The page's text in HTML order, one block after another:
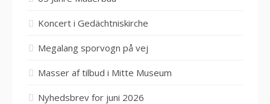
Koncert i Gedächtniskirche
Megalang sporvogn på vej
Masser af tilbud i Mitte Museum
Nyhedsbrev for juni 2026